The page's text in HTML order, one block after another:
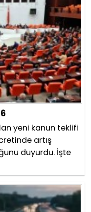
yeni kanun teklifi
artış
duyurdu. İşte